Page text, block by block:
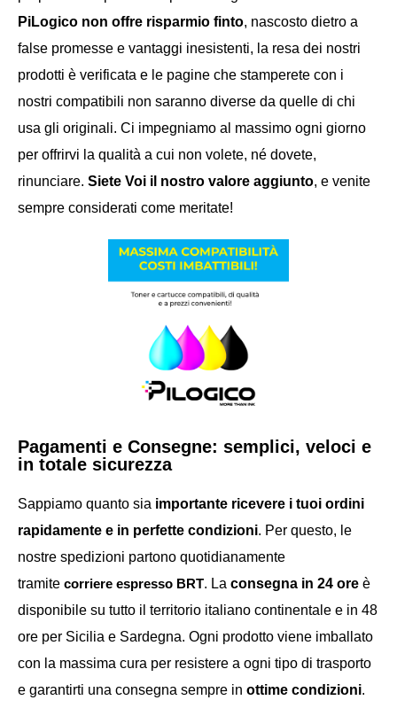
PiLogico non offre risparmio finto, nascosto dietro a
false promesse e vantaggi inesistenti, la resa dei nostri
prodotti è verificata e le pagine che stamperete con i
nostri compatibili non saranno diverse da quelle di chi
usa gli originali. Ci impegniamo al massimo ogni giorno
per offrirvi la qualità a cui non volete, né dovete,
rinunciare. Siete Voi il nostro valore aggiunto, e venite
sempre considerati come meritate!
Pagamenti e Consegne: semplici, veloci e
in totale sicurezza
Sappiamo quanto sia importante ricevere i tuoi ordini
rapidamente e in perfette condizioni. Per questo, le
nostre spedizioni partono quotidianamente
tramite corriere espresso BRT. La consegna in 24 ore è
disponibile su tutto il territorio italiano continentale e in 48
ore per Sicilia e Sardegna. Ogni prodotto viene imballato
con la massima cura per resistere a ogni tipo di trasporto
e garantirti una consegna sempre in ottime condizioni.